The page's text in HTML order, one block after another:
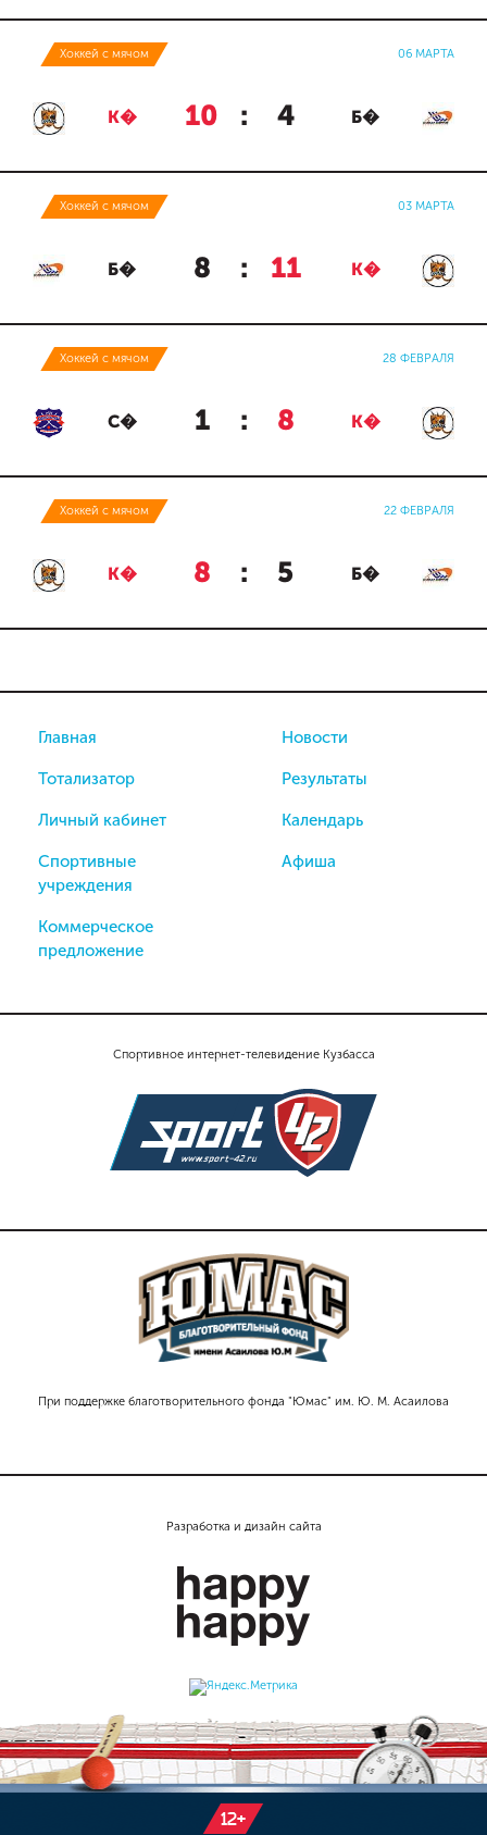
Хоккей с мячом 06 МАРТА
К� 10 : 4 Б�
Хоккей с мячом 03 МАРТА
Б� 8 : 11 К�
Хоккей с мячом 28 ФЕВРАЛЯ
С� 1 : 8 К�
Хоккей с мячом 22 ФЕВРАЛЯ
К� 8 : 5 Б�
Спортивное интернет-телевидение Кузбасса
При поддержке благотворительного фонда "Юмас" им. Ю. М. Асаилова
Главная
Тотализатор
Личный кабинет
Спортивные
учреждения
Коммерческое
предложение
Новости
Результаты
Календарь
Афиша
Разработка и дизайн сайта
12+